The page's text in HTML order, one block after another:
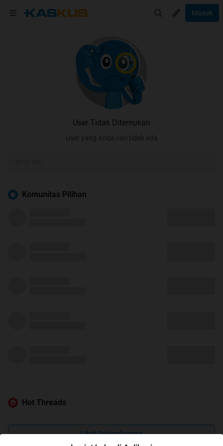
Masuk
User Tidak Ditemukan
User yang Anda cari tidak ada
Komunitas Pilihan
Hot Threads
Lihat Selengkapnya